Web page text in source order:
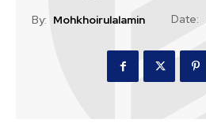
By: Mohkhoirulalamin Date: